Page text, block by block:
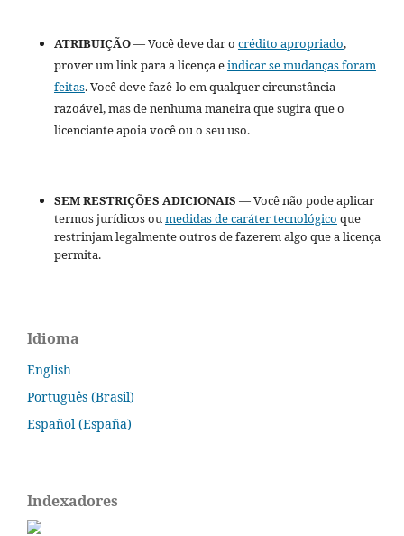
ATRIBUIÇÃO— Você deve dar o crédito apropriado,
prover um link para a licença eindicar se mudanças foram
feitas. Você deve fazê-lo em qualquer circunstância
razoável, mas de nenhuma maneira que sugira que o
licenciante apoia você ou o seu uso.
SEM RESTRIÇÕES ADICIONAIS — Você não pode aplicar
termos jurídicos oumedidas de caráter tecnológico que
restrinjam legalmente outros de fazerem algo que a licença
permita.
Idioma
English
Português (Brasil)
Español (España)
Indexadores